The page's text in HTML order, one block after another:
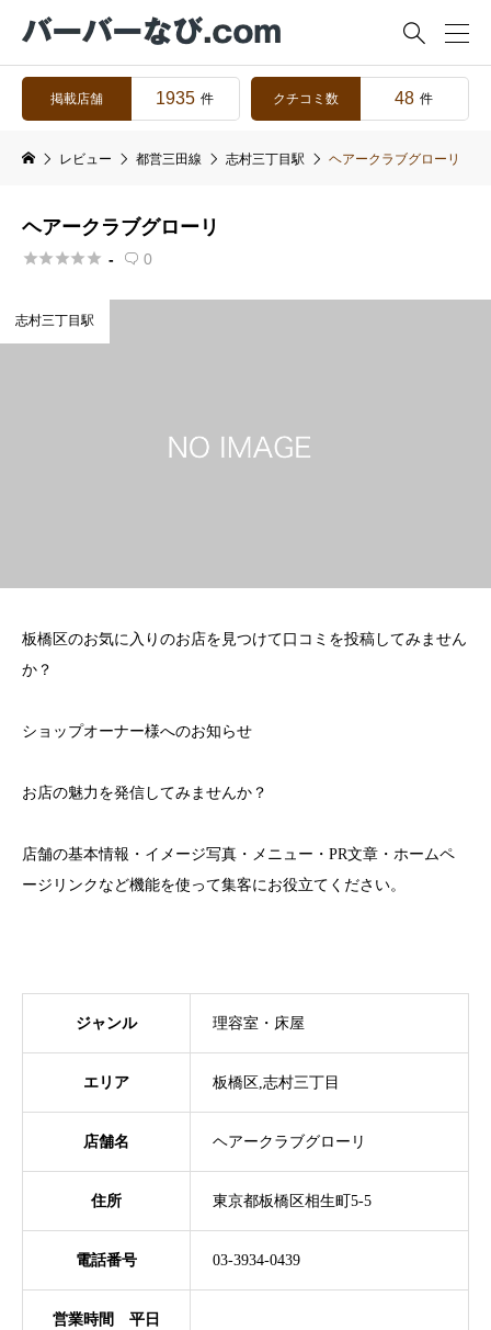

掲載店舗 1935 件 クチコミ数 48 件
レビュー 都営三田線 志村三丁目駅 ヘアークラブグローリ
ヘアークラブグローリ
 -  0
志村三丁目駅
板橋区のお気に入りのお店を見つけて口コミを投稿してみません
か？
ショップオーナー様へのお知らせ
お店の魅力を発信してみませんか？
店舗の基本情報・イメージ写真・メニュー・PR文章・ホームペ
ージリンクなど機能を使って集客にお役立てください。
ジャンル 理容室・床屋
エリア 板橋区,志村三丁目
店舗名 ヘアークラブグローリ
住所 東京都板橋区相生町5-5
電話番号 03-3934-0439
営業時間 平日